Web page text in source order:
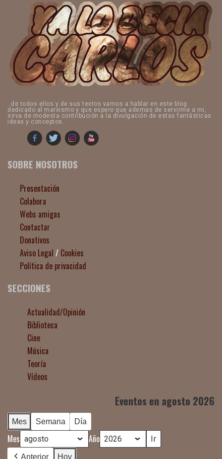
..de todos ellos y de sus textos vamos a hablar en este blog
dedicado al marxismo y que espero que ademas de servirme a mi,
sirva de modesta contribución a la divulgación de estas fantásticas
ideas y conceptos.
SOBRE NOSOTROS
Presentación
Colabora
Webs amigas
Contactar
Donativos
Aviso Legal / Cookies
Política de privacidad
SECCIONES
Actualidad/Opinión
Biblioteca
Cine
Música
Teoría
Vídeos
Eventos en agosto 2026
Mes Semana Día
Mes Año
Anterior Hoy